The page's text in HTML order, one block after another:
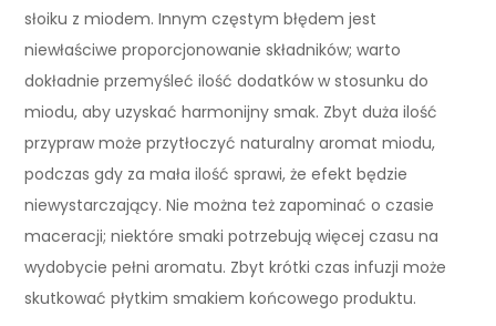
słoiku z miodem. Innym częstym błędem jest
niewłaściwe proporcjonowanie składników; warto
dokładnie przemyśleć ilość dodatków w stosunku do
miodu, aby uzyskać harmonijny smak. Zbyt duża ilość
przypraw może przytłoczyć naturalny aromat miodu,
podczas gdy za mała ilość sprawi, że efekt będzie
niewystarczający. Nie można też zapominać o czasie
maceracji; niektóre smaki potrzebują więcej czasu na
wydobycie pełni aromatu. Zbyt krótki czas infuzji może
skutkować płytkim smakiem końcowego produktu.